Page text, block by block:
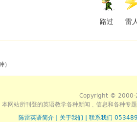
路过 雷
Copyright © 2000-
本网站所刊登的英语教学各种新闻﹑信息和各种专
陈雷英语简介
关于我们
联系我们